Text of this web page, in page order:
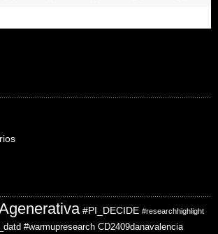
#PI_DECIDE #researchhighlight
#warmupresearch CD2409danavalencia